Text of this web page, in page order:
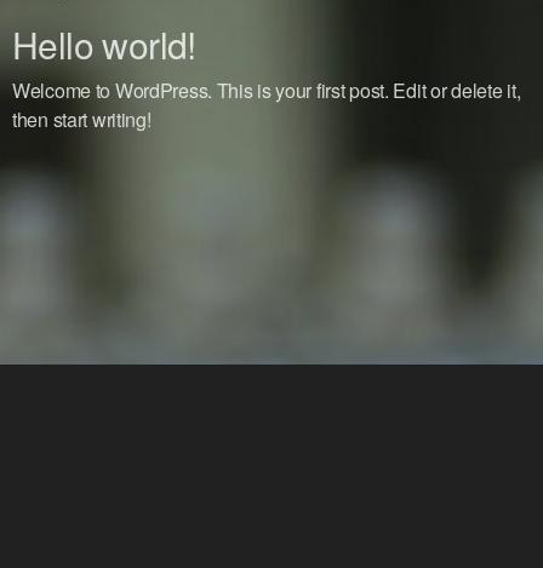
Hello world!
Welcome to WordPress. This is your first post. Edit or delete it,
then start writing!